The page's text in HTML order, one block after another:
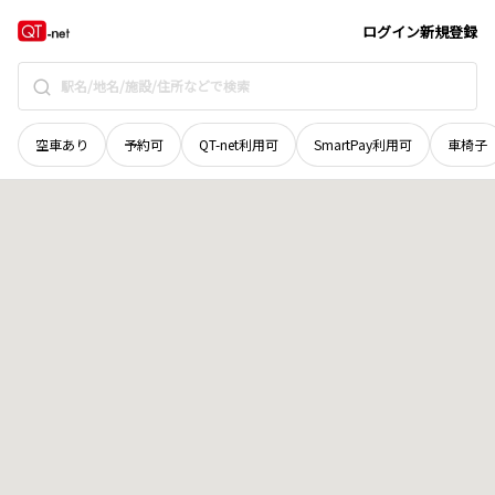
ログイン新規登録
空車あり 予約可 QT-net利用可 SmartPay利用可 車椅子
滋賀県